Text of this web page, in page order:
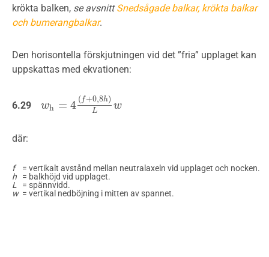
krökta balken, se avsnittSnedsågade balkar, krökta balkar
och bumerangbalkar.
Den horisontella förskjutningen vid det ”fria” upplaget kan
uppskattas med ekvationen:
6.29 wh = 4 ( f+0,8h)
L
w
wh 4( f+0,8h)Lw
där:
f
= vertikalt avstånd mellan neutralaxeln vid upplaget och nocken.
h
= balkhöjd vid upplaget.
L
= spännvidd.
w = vertikal nedböjning i mitten av spannet.